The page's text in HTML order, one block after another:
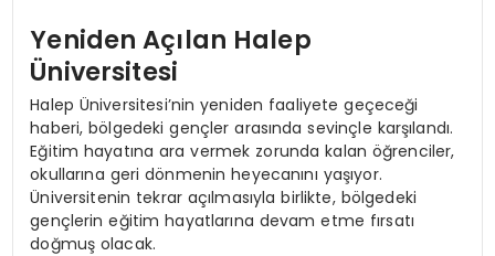
Yeniden Açılan Halep
Üniversitesi
Halep Üniversitesi’nin yeniden faaliyete geçeceği
haberi, bölgedeki gençler arasında sevinçle karşılandı.
Eğitim hayatına ara vermek zorunda kalan öğrenciler,
okullarına geri dönmenin heyecanını yaşıyor.
Üniversitenin tekrar açılmasıyla birlikte, bölgedeki
gençlerin eğitim hayatlarına devam etme fırsatı
doğmuş olacak.